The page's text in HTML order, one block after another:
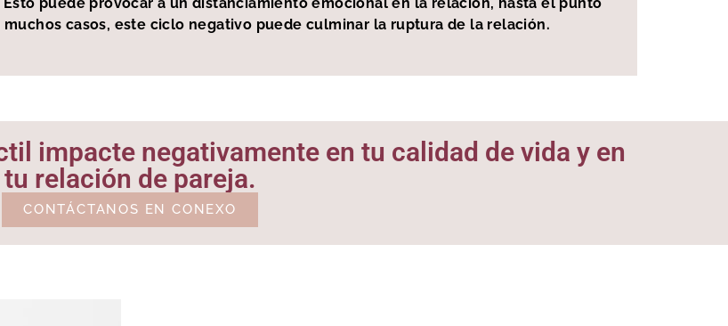
puede provocar a un distanciamiento emocional en la relación, hasta el punto
casos, este ciclo negativo puede culminar la ruptura de la relación.
impacte negativamente en tu calidad de vida y en
tu relación de pareja.
CONTÁCTANOS EN CONEXO